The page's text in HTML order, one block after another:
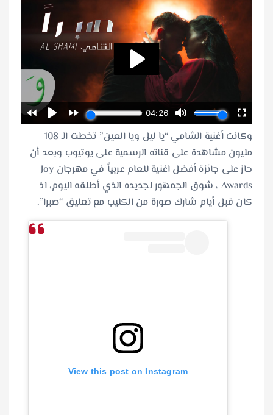
وكانت أغنية الشامي “يا ليل ويا العين” تخطت الـ 108
مليون مشاهدة على قناته الرسمية على يوتيوب وبعد أن
حاز على جائزة أفضل اغنية للعام عربياً في مهرجان Joy
Awards ، شوق الجمهور لجديده الذي أطلقه اليوم، اذ
كان قبل أيام شارك صورة من الكليب مع تعليق “صبرا”.
View this post on Instagram